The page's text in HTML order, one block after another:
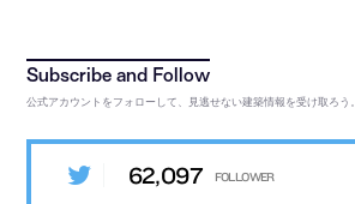
公式アカウントをフォローして、見逃せない建築情報を受け取ろう。
62,097